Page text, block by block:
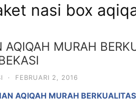
nasi box
AQIQAH MURAH
· FEBRUARI 2, 2016
AQIQAH MURAH